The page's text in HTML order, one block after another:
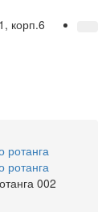
корп.6
ротанга
ротанга
002